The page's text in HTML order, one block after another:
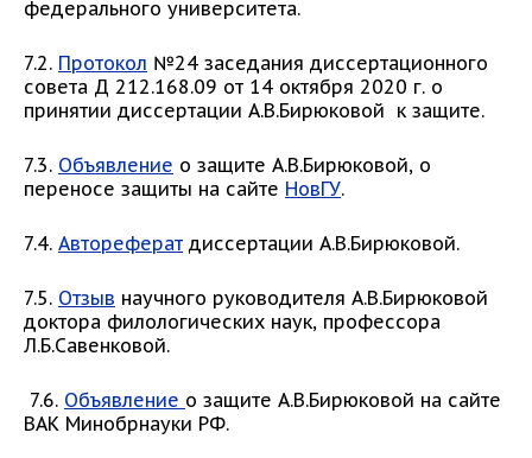
федерального университета.
7.2. Протокол №24 заседания диссертационного
совета Д 212.168.09 от 14 октября 2020 г. о
принятии диссертации А.В.Бирюковой к защите.
7.3. Объявление о защите А.В.Бирюковой, о
переносе защиты на сайте НовГУ.
7.4. Автореферат диссертации А.В.Бирюковой.
7.5. Отзыв научного руководителя А.В.Бирюковой
доктора филологических наук, профессора
Л.Б.Савенковой.
7.6. Объявление о защите А.В.Бирюковой на сайте
ВАК Минобрнауки РФ.